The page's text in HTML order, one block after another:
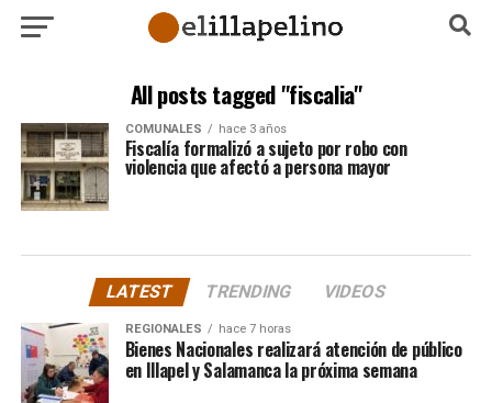
All posts tagged "fiscalia"
COMUNALES hace 3 años
Fiscalía formalizó a sujeto por robo con
violencia que afectó a persona mayor
LATEST TRENDING VIDEOS
REGIONALES hace 7 horas
Bienes Nacionales realizará atención de público
en Illapel y Salamanca la próxima semana